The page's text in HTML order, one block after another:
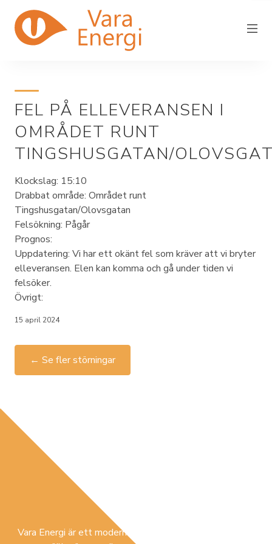
Vara Energi
Elnät
Driftstörning
Fjärrvärme
In/utflytt
Kundservice
FEL PÅ ELLEVERANSEN I
OMRÅDET RUNT
TINGSHUSGATAN/
Klockslag: 15:10
Drabbat område: Området runt
Tingshusgatan/Olovsgatan
Felsökning: Pågår
Prognos:
Uppdatering: Vi har ett okänt fel som kräver att vi bryter
elleveransen. Elen kan komma och gå under tiden vi
felsöker.
Övrigt:
15 april 2024
← Se fler störningar
Vara Energi är ett modernt lokalt förankrat företag som